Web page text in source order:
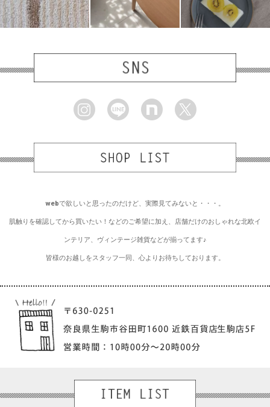
webで欲しいと思ったのだけど、実際見てみないと・・・。
肌触りを確認してから買いたい！などのご希望に加え、店舗だけのおしゃれな北欧イ
ンテリア、ヴィンテージ雑貨などが揃ってます♪
皆様のお越しをスタッフ一同、心よりお待ちしております。